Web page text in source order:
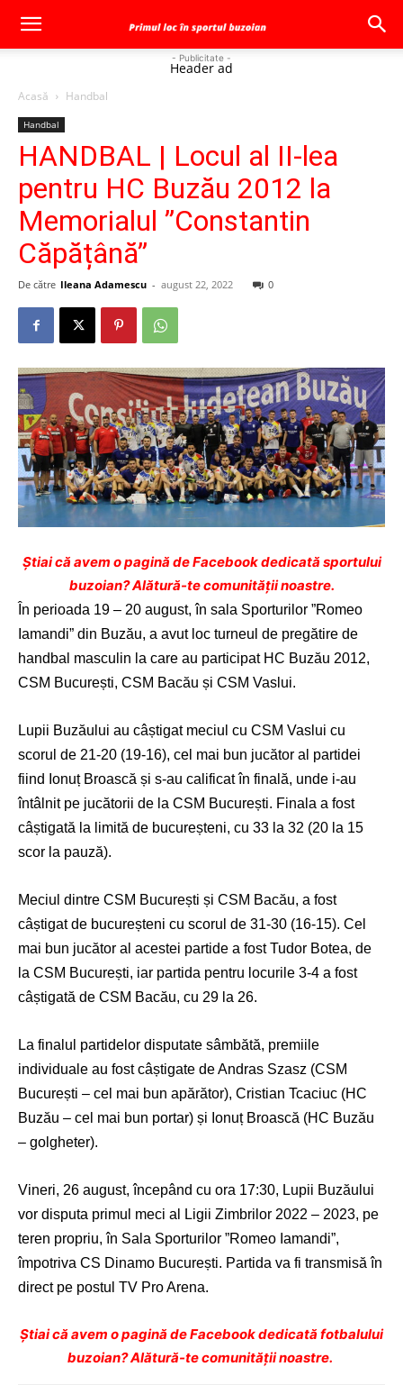
- Publicitate -
Header ad
Acasă Handbal
Handbal
HANDBAL | Locul al II-lea
pentru HC Buzău 2012 la
Memorialul ”Constantin
Căpățână”
De către Ileana Adamescu - august 22, 2022 0
Ştiai că avem o pagină de Facebook dedicată sportului
buzoian? Alătură-te comunității noastre.
În perioada 19 – 20 august, în sala Sporturilor ”Romeo
Iamandi” din Buzău, a avut loc turneul de pregătire de
handbal masculin la care au participat HC Buzău 2012,
CSM București, CSM Bacău și CSM Vaslui.
Lupii Buzăului au câștigat meciul cu CSM Vaslui cu
scorul de 21-20 (19-16), cel mai bun jucător al partidei
fiind Ionuț Broască și s-au calificat în finală, unde i-au
întâlnit pe jucătorii de la CSM București. Finala a fost
câștigată la limită de bucureșteni, cu 33 la 32 (20 la 15
scor la pauză).
Meciul dintre CSM București și CSM Bacău, a fost
câștigat de bucureșteni cu scorul de 31-30 (16-15). Cel
mai bun jucător al acestei partide a fost Tudor Botea, de
la CSM București, iar partida pentru locurile 3-4 a fost
câștigată de CSM Bacău, cu 29 la 26.
La finalul partidelor disputate sâmbătă, premiile
individuale au fost câștigate de Andras Szasz (CSM
București – cel mai bun apărător), Cristian Tcaciuc (HC
Buzău – cel mai bun portar) și Ionuț Broască (HC Buzău
– golgheter).
Vineri, 26 august, începând cu ora 17:30, Lupii Buzăului
vor disputa primul meci al Ligii Zimbrilor 2022 – 2023, pe
teren propriu, în Sala Sporturilor ”Romeo Iamandi”,
împotriva CS Dinamo București. Partida va fi transmisă în
direct pe postul TV Pro Arena.
Ştiai că avem o pagină de Facebook dedicată fotbalului
buzoian? Alătură-te comunității noastre.